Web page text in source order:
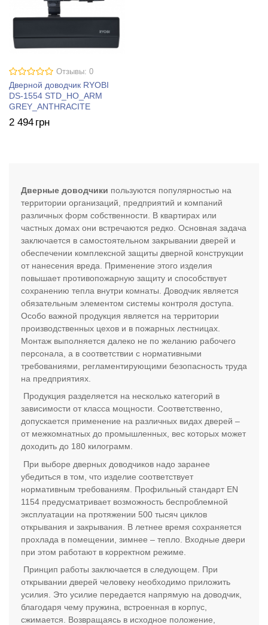
Отзывы: 0
Дверной доводчик RYOBI
DS-1554 STD_HO_ARM
GREY_ANTHRACITE
2 494 грн
Дверные доводчики пользуются популярностью на
территории организаций, предприятий и компаний
различных форм собственности. В квартирах или
частных домах они встречаются редко. Основная задача
заключается в самостоятельном закрывании дверей и
обеспечении комплексной защиты дверной конструкции
от нанесения вреда. Применение этого изделия
повышает противопожарную защиту и способствует
сохранению тепла внутри комнаты. Доводчик является
обязательным элементом системы контроля доступа.
Особо важной продукция является на территории
производственных цехов и в пожарных лестницах.
Монтаж выполняется далеко не по желанию рабочего
персонала, а в соответствии с нормативными
требованиями, регламентирующими безопасность труда
на предприятиях.
Продукция разделяется на несколько категорий в
зависимости от класса мощности. Соответственно,
допускается применение на различных видах дверей –
от межкомнатных до промышленных, вес которых может
доходить до 180 килограмм.
При выборе дверных доводчиков надо заранее
убедиться в том, что изделие соответствует
нормативным требованиям. Профильный стандарт EN
1154 предусматривает возможность беспроблемной
эксплуатации на протяжении 500 тысяч циклов
открывания и закрывания. В летнее время сохраняется
прохлада в помещении, зимнее – тепло. Входные двери
при этом работают в корректном режиме.
Принцип работы заключается в следующем. При
открывании дверей человеку необходимо приложить
усилия. Это усилие передается напрямую на доводчик,
благодаря чему пружина, встроенная в корпус,
сжимается. Возвращаясь в исходное положение,